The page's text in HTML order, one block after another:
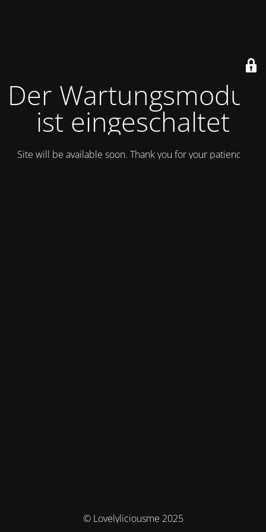
Der Wartungsmodus
ist eingeschaltet
Site will be available soon. Thank you for your patience!
© Lovelyliciousme 2025